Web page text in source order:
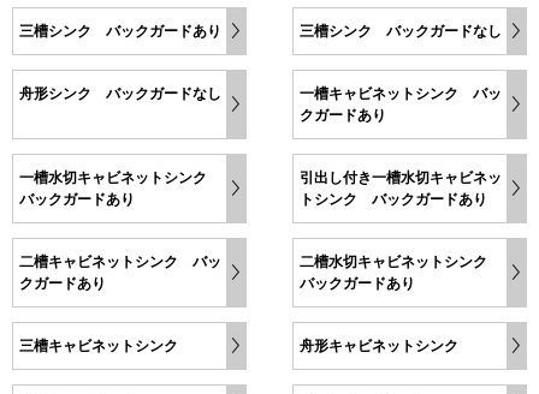
三槽シンク バックガードあり 三槽シンク バックガードなし
舟形シンク バックガードなし
一槽キャビネットシンク バッ
クガードあり
一槽水切キャビネットシンク
バックガードあり
引出し付き一槽水切キャビネッ
トシンク バックガードあり
二槽キャビネットシンク バッ
クガードあり
二槽水切キャビネットシンク
バックガードあり
三槽キャビネットシンク 舟形キャビネットシンク